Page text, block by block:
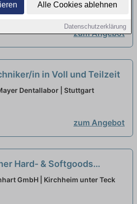
Alle Cookies ablehnen
Datenschutzerklärung
zum Angebot
in in Voll und Teilzeit
Dentallabor | Stuttgart
zum Angebot
Hard- & Softgoods
Voll- oder Teilzeit neu
GmbH | Kirchheim unter Teck